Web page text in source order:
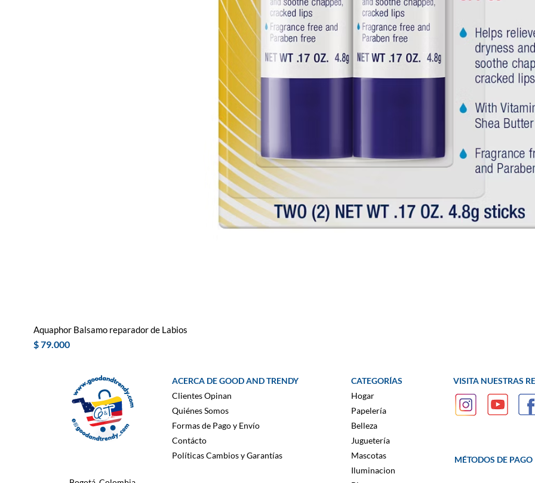
Aquaphor Balsamo reparador de Labios
Precio
$ 79.000
ACERCA DE GOOD AND TRENDY
Clientes Opinan
Quiénes Somos
Formas de Pago y Envío
Contácto
Políticas Cambios y Garantías
CATEGORÍAS
Hogar
Papelería
Belleza
Juguetería
Mascotas
Iluminacion
VISITA NUESTRAS
MÉTODOS DE PAGO